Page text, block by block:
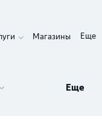
Магазины Еще
Еще